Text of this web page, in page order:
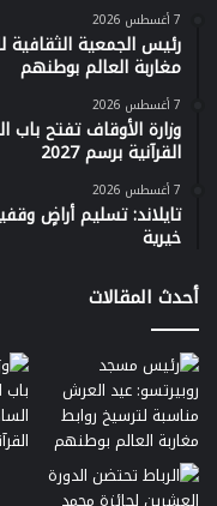
7 أغسطس 2026
رئيس الجمعية الثقافية
مغاربة العالم بوطنهم
7 أغسطس 2026
وزارة الأوقاف تفتح
القرآنية برسم 2027
7 أغسطس 2026
تايلاند: تسليم أراضٍ
خيرية
أحدث المقالات